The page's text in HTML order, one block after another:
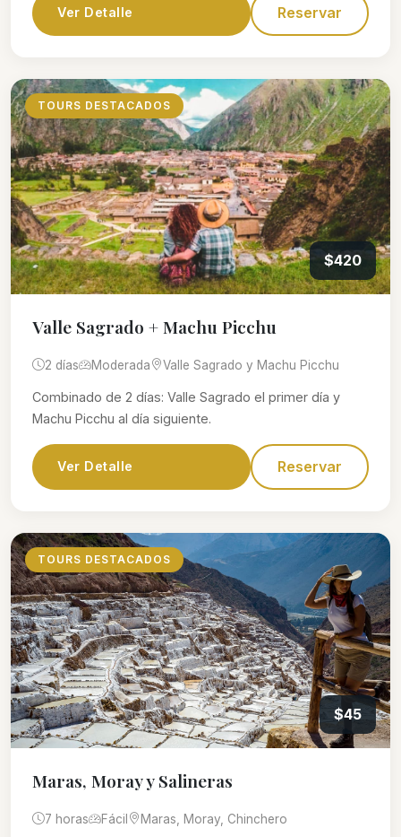
Ver Detalle Reservar
TOURS DESTACADOS
$420
Valle Sagrado + Machu Picchu
2 días Moderada Valle Sagrado y Machu Picchu
Combinado de 2 días: Valle Sagrado el primer día y
Machu Picchu al día siguiente.
Ver Detalle Reservar
TOURS DESTACADOS
$45
Maras, Moray y Salineras
7 horas Fácil Maras, Moray, Chinchero